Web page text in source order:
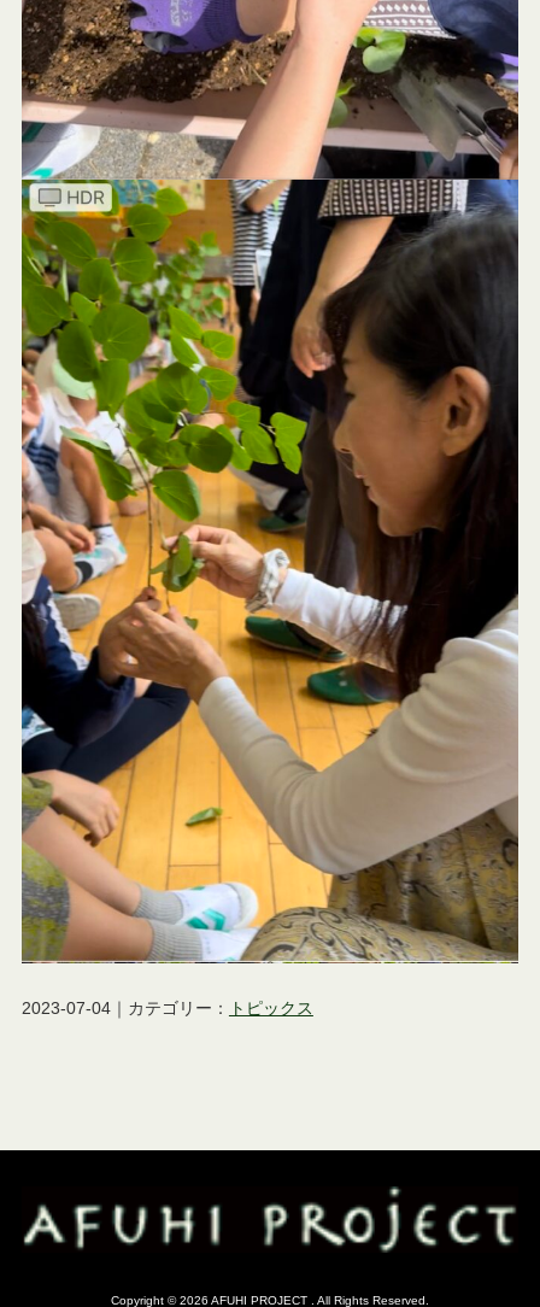
2023-07-04｜カテゴリー： トピックス
Copyright ©2026 AFUHI PROJECT . All Rights Reserved.